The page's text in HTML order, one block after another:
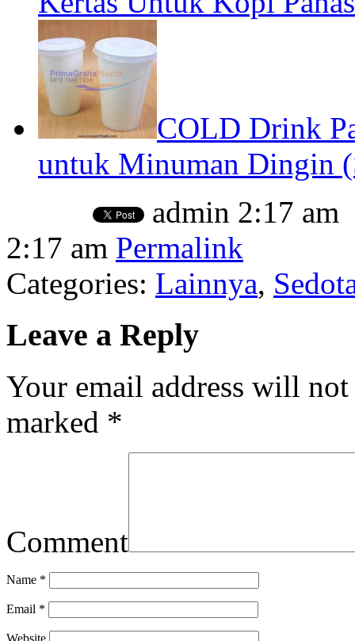
COLD Drink
untuk Minuman Dingin
admin 2:17 am
2:17 am Permalink
Categories: Lainnya,
Leave a Reply
Your email address will
marked *
Comment
Name *
Email *
Website